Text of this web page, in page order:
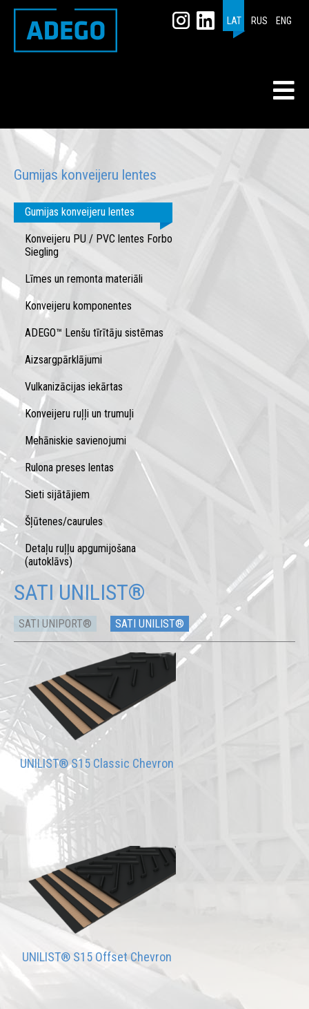
LAT RUS ENG
Gumijas konveijeru lentes
Gumijas konveijeru lentes
Konveijeru PU / PVC lentes Forbo
Siegling
Līmes un remonta materiāli
Konveijeru komponentes
ADEGO™ Lenšu tīrītāju sistēmas
Aizsargpārklājumi
Vulkanizācijas iekārtas
Konveijeru ruļļi un trumuļi
Mehāniskie savienojumi
Rulona preses lentas
Sieti sijātājiem
Šļūtenes/caurules
Detaļu ruļļu apgumijošana
(autoklāvs)
SATI UNILIST®
SATI UNIPORT® SATI UNILIST®
UNILIST® S15 Classic Chevron
UNILIST® S15 Offset Chevron